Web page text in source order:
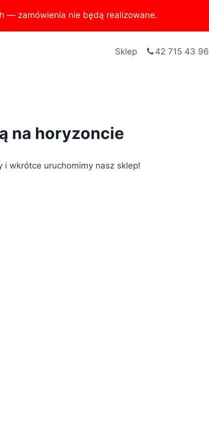
— zamówienia nie będą realizowane.
Sklep 42 715 43 96
na horyzoncie
i wkrótce uruchomimy nasz sklep!